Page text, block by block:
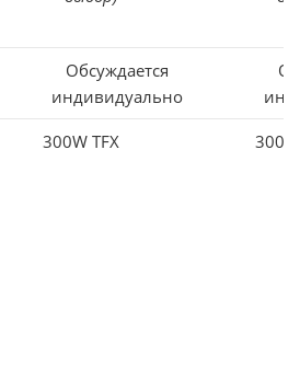
Обсуждается
индивидуально
300W TFX